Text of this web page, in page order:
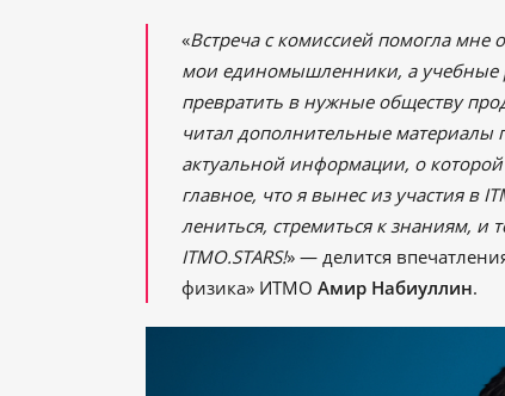
«Встреча с комиссией помогла мне
мои единомышленники, а учебные
превратить в нужные обществу
читал дополнительные материалы
актуальной информации, о
главное, что я вынес из участия в
лениться, стремиться к знаниям, и
ITMO.STARS!» — делится
физика» ИТМО Амир Набиуллин.